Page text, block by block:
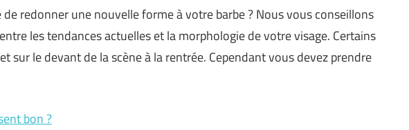
de redonner une nouvelle forme à votre barbe ? Nous vous conseillons
les tendances actuelles et la morphologie de votre visage. Certains
sur le devant de la scène à la rentrée. Cependant vous devez prendre
bon ?